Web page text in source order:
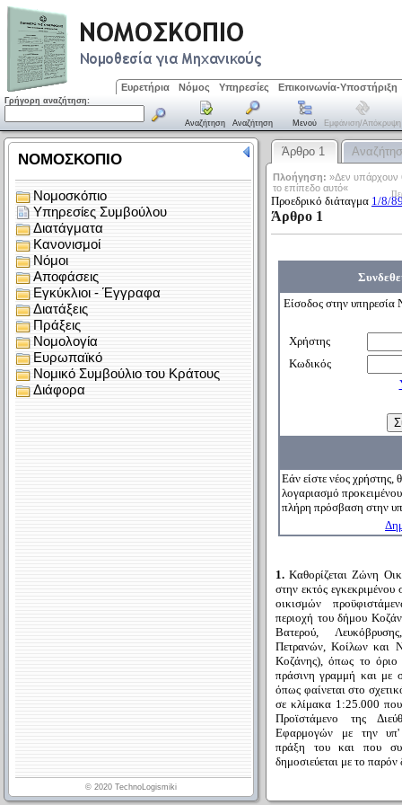
Ευρετήρια Νόμος Υπηρεσίες Επικοινωνία-Υποστήριξη
Γρήγορη αναζήτηση:
Αναζήτηση Αναζήτηση Μενού Εμφάνιση/απόκρυψη
Άρθρο 1